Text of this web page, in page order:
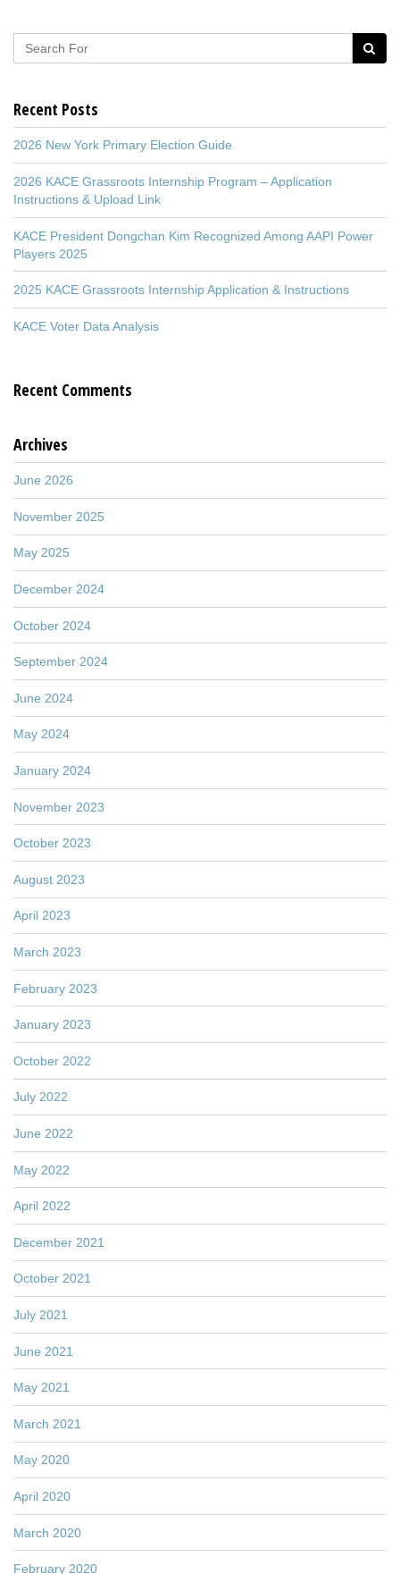
Recent Posts
2026 New York Primary Election Guide
2026 KACE Grassroots Internship Program – Application
Instructions & Upload Link
KACE President Dongchan Kim Recognized Among AAPI Power
Players 2025
2025 KACE Grassroots Internship Application & Instructions
KACE Voter Data Analysis
Recent Comments
Archives
June 2026
November 2025
May 2025
December 2024
October 2024
September 2024
June 2024
May 2024
January 2024
November 2023
October 2023
August 2023
April 2023
March 2023
February 2023
January 2023
October 2022
July 2022
June 2022
May 2022
April 2022
December 2021
October 2021
July 2021
June 2021
May 2021
March 2021
May 2020
April 2020
March 2020
February 2020